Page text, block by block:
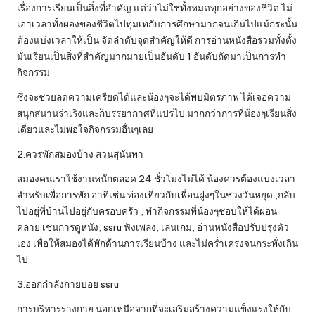
เรื่องการเรียนเป็นสิ่งที่สำคัญ แต่ว่าไม่ใช่ทั้งหมดทุกอย่างของชีวิต ไม่
เอาเวลาทั้งผองของชีวิตไปทุ่มเทกับการศึกษามากจนเกินไปแม้กระนั้น
ต้องแบ่งเวลาให้เป็น จัดลำดับจุดสำคัญให้ดี การอ่านหนังสือรวมทั้งตั้ง
มั่นเรียนเป็นสิ่งที่สำคัญมากมายเป็นอันดับ 1 อันดับถัดมาเป็นการทำ
กิจกรรม
ซึ่งจะช่วยลดความเครียดได้และน้องๆจะได้พบมิตรภาพ ได้เจอความ
สนุกสนานร่าเริงและก็บรรยากาศที่แปรไป มากกว่าการที่น้องๆเรียนสิ่ง
เดียวและไม่พอใจกิจกรรมอื่นๆเลย
2.ควรพักสมองบ้าง สวนสุนันทา
สมองคนเราใช้งานหนักตลอด 24 ชั่วโมงไม่ได้ น้องควรต้องแบ่งเวลา
สำหรับเพื่อการพัก อาทิเช่น ท่องเที่ยวกับเพื่อนฝูงๆในช่วงวันหยุด ,กลับ
ไปอยู่ที่บ้านไปอยู่กับครอบครัว , ทำกิจกรรมที่น้องๆชอบให้ได้ผ่อน
คลาย เช่นการดูหนัง, ssru ฟังเพลง, เล่นเกม, อ่านหนังสือปรับปรุงตัว
เอง เพื่อให้สมองได้พักด้านการเรียนบ้าง และไม่คร่ำเคร่งจนกระทั่งเกิน
ไป
3.ออกกำลังกายบ่อย ssru
การบริหารร่างกาย นอกเหนือจากที่จะเสริมสร้างความแข็งแรงให้กับ